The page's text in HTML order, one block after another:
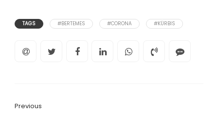
TAGS #BERTEMES #CORONA #KÜRBIS
Previous